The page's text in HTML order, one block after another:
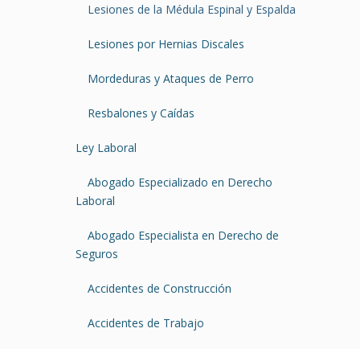
Lesiones de la Médula Espinal y Espalda
Lesiones por Hernias Discales
Mordeduras y Ataques de Perro
Resbalones y Caídas
Ley Laboral
Abogado Especializado en Derecho
Laboral
Abogado Especialista en Derecho de
Seguros
Accidentes de Construcción
Accidentes de Trabajo